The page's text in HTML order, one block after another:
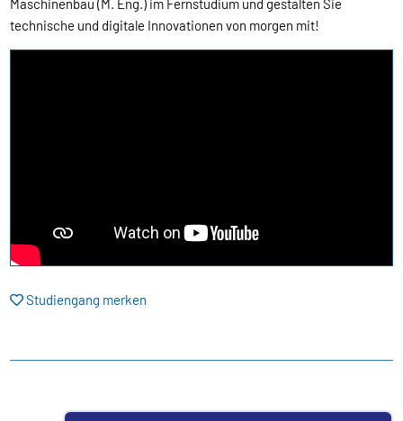
Maschinenbau (M. Eng.) im Fernstudium und gestalten Sie
technische und digitale Innovationen von morgen mit!
Studiengang merken